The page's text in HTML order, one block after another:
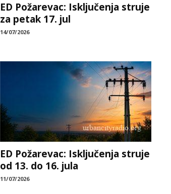
ED Požarevac: Isključenja struje
za petak 17. jul
14/07/2026
ED Požarevac: Isključenja struje
od 13. do 16. jula
11/07/2026